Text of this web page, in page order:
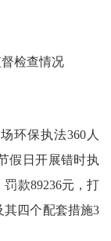
检查情况
环保执法360人
假日开展错时执
罚款89236元，打
其四个配套措施3